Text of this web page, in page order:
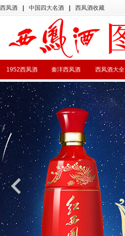
西凤酒 中国四大名酒 西凤酒收藏
西凤酒大全
秦沣西凤酒
1952西凤酒